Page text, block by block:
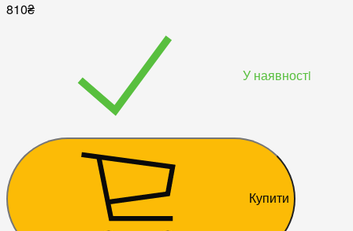
810₴
У наявностi
Купити